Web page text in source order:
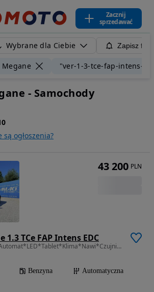
Zacznij
sprzedawać
Wybrane dla Ciebie Zapisz
Megane "ver-1-3-tce-fap-intens-
- Samochody
są ogłoszenia?
1.3 TCe FAP Intens EDC
1332 cm3 • 140 KM • Automat*LED*Tablet*Klima*Nawi*Czujniki*Bluetooth*Gwarancja w cenie*
Benzyna
Automatyczna
43 200 PLN